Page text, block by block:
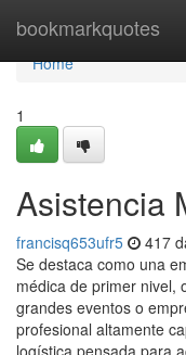
bookmarkquotes
Home
Home
1
Asistencia
francisq653ufr5 417
Se destaca como una
médica de primer nivel,
grandes eventos o
profesional altamente
logística pensada para